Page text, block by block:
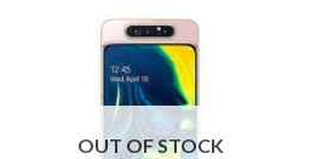
OUT OF STOCK